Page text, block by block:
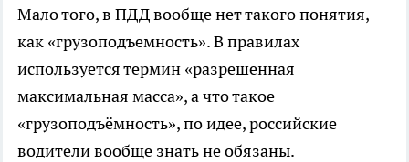
Мало того, в ПДД вообще нет такого понятия,
как «грузоподъемность». В правилах
используется термин «разрешенная
максимальная масса», а что такое
«грузоподъёмность», по идее, российские
водители вообще знать не обязаны.